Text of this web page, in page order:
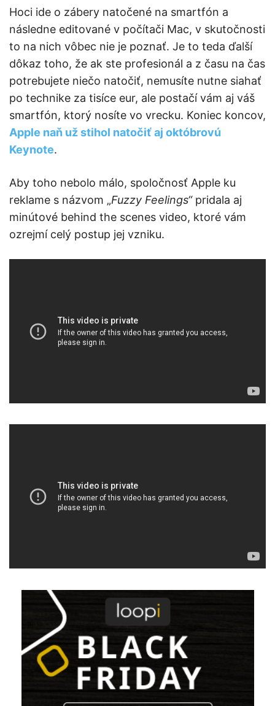
Hoci ide o zábery natočené na smartfón a
následne editované v počítači Mac, v skutočnosti
to na nich vôbec nie je poznať. Je to teda ďalší
dôkaz toho, že ak ste profesionál a z času na čas
potrebujete niečo natočiť, nemusíte nutne siahať
po technike za tisíce eur, ale postačí vám aj váš
smartfón, ktorý nosíte vo vrecku. Koniec koncov,
Apple naň už stihol natočiť aj októbrovú
Keynote.
Aby toho nebolo málo, spoločnosť Apple ku
reklame s názvom „Fuzzy Feelings“ pridala aj
minútové behind the scenes video, ktoré vám
ozrejmí celý postup jej vzniku.